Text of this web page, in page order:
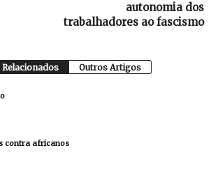
autonomia dos
trabalhadores ao fascismo
Outros Artigos
contra africanos